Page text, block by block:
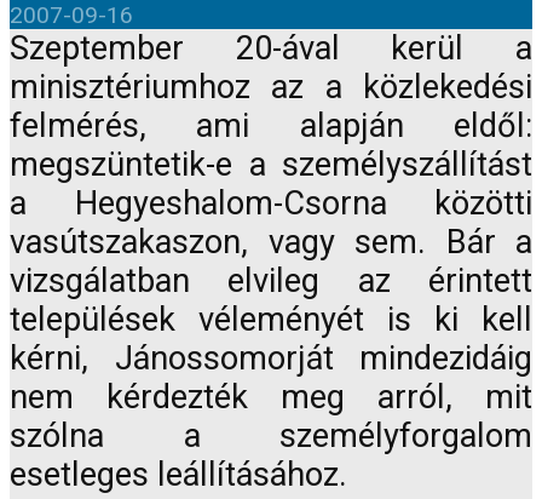
2007-09-16
Szeptember 20-ával kerül a
minisztériumhoz az a közlekedési
felmérés, ami alapján eldől:
megszüntetik-e a személyszállítást
a Hegyeshalom-Csorna közötti
vasútszakaszon, vagy sem. Bár a
vizsgálatban elvileg az érintett
települések véleményét is ki kell
kérni, Jánossomorját mindezidáig
nem kérdezték meg arról, mit
szólna a személyforgalom
esetleges leállításához.